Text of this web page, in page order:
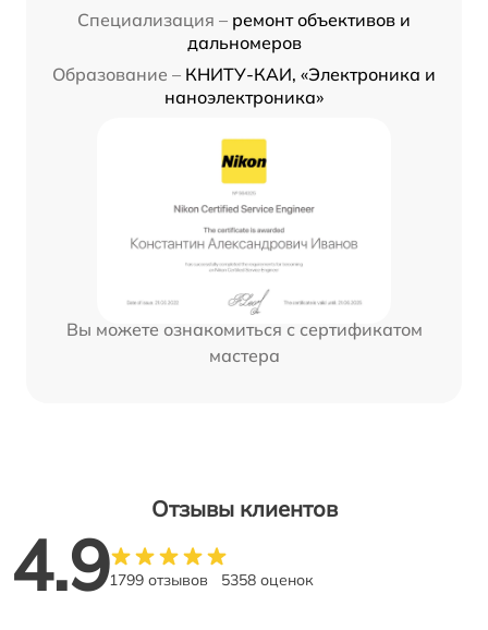
Специализация – ремонт объективов и
дальномеров
Образование – КНИТУ-КАИ, «Электроника и
наноэлектроника»
Вы можете ознакомиться с сертификатом
мастера
Отзывы клиентов
4.91799 отзывов 5358 оценок